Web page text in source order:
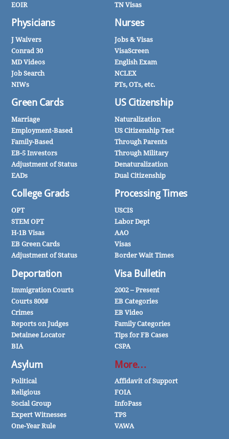
EOIR
Physicians
J Waivers
Conrad 30
MD Videos
Job Search
NIWs
Green Cards
Marriage
Employment-Based
Family-Based
EB-5 Investors
Adjustment of Status
EADs
College Grads
OPT
STEM OPT
H-1B Visas
EB Green Cards
Adjustment of Status
Deportation
Immigration Courts
Courts 800#
Crimes
Reports on Judges
Detainee Locator
BIA
Asylum
Political
Religious
Social Group
Expert Witnesses
One-Year Rule
TN Visas
Nurses
Jobs & Visas
VisaScreen
English Exam
NCLEX
PTs, OTs, etc.
US Citizenship
Naturalization
US Citizenship Test
Through Parents
Through Military
Denaturalization
Dual Citizenship
Processing Times
USCIS
Labor Dept
AAO
Visas
Border Wait Times
Visa Bulletin
2002 – Present
EB Categories
EB Video
Family Categories
Tips for FB Cases
CSPA
More…
Affidavit of Support
FOIA
InfoPass
TPS
VAWA